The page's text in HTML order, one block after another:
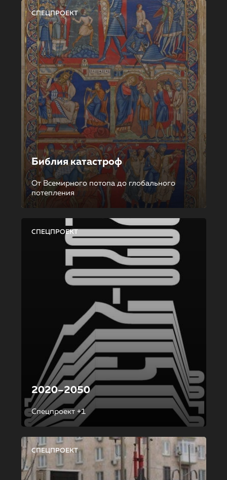
СПЕЦПРОЕКТ
Библия катастроф
От Всемирного потопа до глобального
потепления
СПЕЦПРОЕКТ
2020–2050
Спецпроект +1
СПЕЦПРОЕКТ